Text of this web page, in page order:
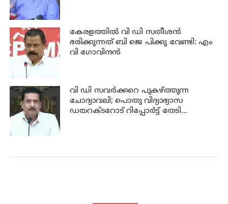
കേരളത്തില്‍ വി ഡി സതീശന്‍
ഭരിക്കുന്നത് ബി ജെ പിക്കു വേണ്ടി: എം
വി ഗോവിന്ദന്‍
വി ഡി സവര്‍ക്കറെ പുകഴ്ത്തുന്ന
ചോദ്യാവലി; പൊതു വിദ്യാഭ്യാസ
ഡയറക്ടറോട് റിപ്പോര്‍ട്ട് തേടി